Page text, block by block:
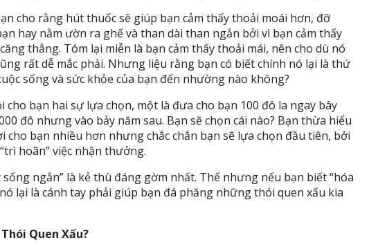
cho rằng hút thuốc sẽ giúp bạn cảm thấy thoải moái hơn, đỡ
hay nằm ườn ra ghế và than dài than ngắn bởi vì bạn cảm thấy
thẳng. Tóm lại miễn là bạn cảm thấy thoải mái, nên cho dù nó
rất dễ mắc phải. Nhưng liệu rằng bạn có biết chính nó lại là thứ
sống và sức khỏe của bạn đến nhường nào không?
bạn hai sự lựa chọn, một là đưa cho bạn 100 đô la ngay bây
đô nhưng vào bảy năm sau. Bạn sẽ chọn cái nào? Bạn thừa hiểu
cho bạn nhiều hơn nhưng chắc chắn bạn sẽ lựa chọn đầu tiên, bởi
hoãn” việc nhận thưởng.
ngắn” là kẻ thù đáng gờm nhất. Thế nhưng nếu bạn biết “hóa
lại là cánh tay phải giúp bạn đá phăng những thói quen xấu kia
Quen Xấu?